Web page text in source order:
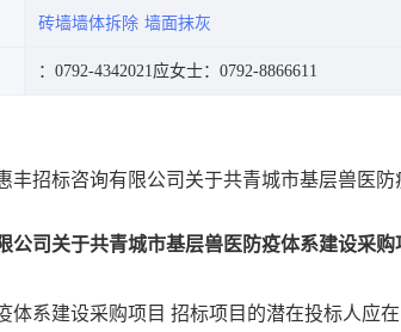
砖墙墙体拆除 墙面抹灰
：0792-4342021应女士：0792-8866611
丰招标咨询有限公司关于共青城市基层兽医
公司关于共青城市基层兽医防疫体系建设采
体系建设采购项目 招标项目的潜在投标人应